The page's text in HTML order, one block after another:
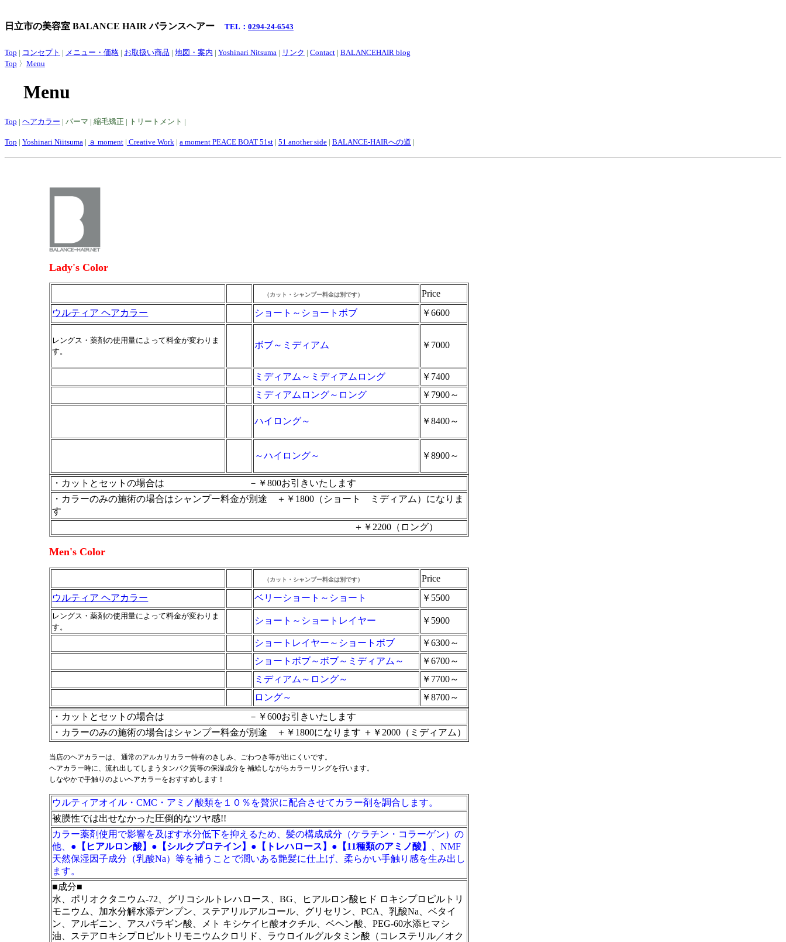
日立市の美容室 BALANCE HAIR バランスヘアー TEL： 0294-24-6543
Top | コンセプト | メニュー・価格 | お取扱い商品 | 地図・案内 | Yoshinari Nitsuma | リンク | Contact | BALANCEHAIR blog
Top 〉 Menu
Menu
Top | ヘアカラー | パーマ | 縮毛矯正 | トリートメント |
Top | Yoshinari Niitsuma | ａ moment | Creative Work | a moment PEACE BOAT 51st | 51 another side | BALANCE-HAIRへの道 |
Lady's Color
（カット・シャンプー料金は別です）
Price
ウルティア ヘアカラー
ショート～ショートボブ ￥6600
レングス・薬剤の使用量によって料金が変わりま
す。
ボブ～ミディアム ￥7000
ミディアム～ミディアムロング
￥7400
ミディアムロング～ロング
￥7900～
ハイロング～ ￥8400～
～ハイロング～ ￥8900～
・カットとセットの場合は －￥800お引きいたします
・カラーのみの施術の場合はシャンプー料金が別途 ＋￥1800（ショート ミディアム）になりま
す
＋￥2200（ロング）
Men's Color
（カット・シャンプー料金は別です）
Price
ウルティア ヘアカラー
ベリーショート～ショート ￥5500
レングス・薬剤の使用量によって料金が変わりま
す。
ショート～ショートレイヤー ￥5900
ショートレイヤー～ショートボブ
￥6300～
ショートボブ～ボブ～ミディアム～
￥6700～
ミディアム～ロング～
￥7700～
ロング～
￥8700～
・カットとセットの場合は －￥600お引きいたします
・カラーのみの施術の場合はシャンプー料金が別途 ＋￥1800になります ＋￥2000（ミディアム）
当店のヘアカラーは、 通常のアルカリカラー特有のきしみ、ごわつき等が出にくいです。
ヘアカラー時に、流れ出してしまうタンパク質等の保湿成分を 補給しながらカラーリングを行います。
しなやかで手触りのよいヘアカラーをおすすめします！
ウルティアオイル・CMC・アミノ酸類を１０％を贅沢に配合させてカラー剤を調合します。
被膜性では出せなかった圧倒的なツヤ感!!
カラー薬剤使用で影響を及ぼす水分低下を抑えるため、髪の構成成分（ケラチン・コラーゲン）の
他、 ●【ヒアルロン酸】 ● 【シルクプロテイン】 ●【トレハロース】 ●【11種類のアミノ酸】
、NMF
天然保湿因子成分（乳酸Na）等を補うことで潤いある艶髪に仕上げ、柔らかい手触り感を生み出し
ます。
■成分■
水、ポリオクタニウム-72、グリコシルトレハロース、BG、ヒアルロン酸ヒド ロキシプロピルトリ
モニウム、加水分解水添デンプン、ステアリルアルコール、グリセリン、PCA、乳酸Na、ベタイ
ン、アルギニン、アスパラギン酸、メト キシケイヒ酸オクチル、ベヘン酸、PEG-60水添ヒマシ
油、ステアロキシプロピルトリモニウムクロリド、ラウロイルグルタミン酸（コレステリル／オク